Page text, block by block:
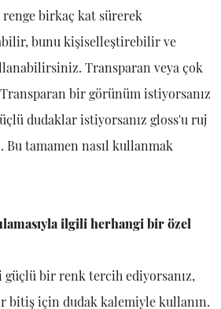
birkaç kat sürerek
bunu kişiselleştirebilir ve
Transparan veya çok
bir görünüm istiyorsanız
dudaklar istiyorsanız gloss'u ruj
tamamen nasıl kullanmak
ilgili herhangi bir özel
güçlü bir renk tercih ediyorsanız,
bitiş için dudak kalemiyle kullanın.